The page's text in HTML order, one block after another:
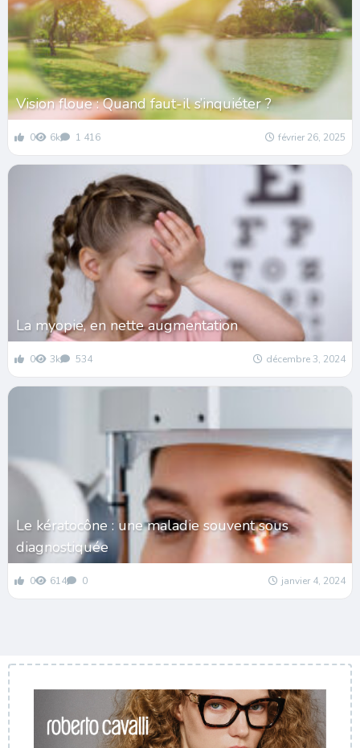
Vision floue : Quand faut-il s’inquiéter ?
0 6k 1 416 février 26, 2025
La myopie, en nette augmentation
0 3k 534 décembre 3, 2024
Le kératocône : une maladie souvent sous
diagnostiquée
0 614 0 janvier 4, 2024